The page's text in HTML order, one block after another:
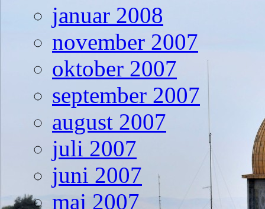
januar 2008
november 2007
oktober 2007
september 2007
august 2007
juli 2007
juni 2007
maj 2007